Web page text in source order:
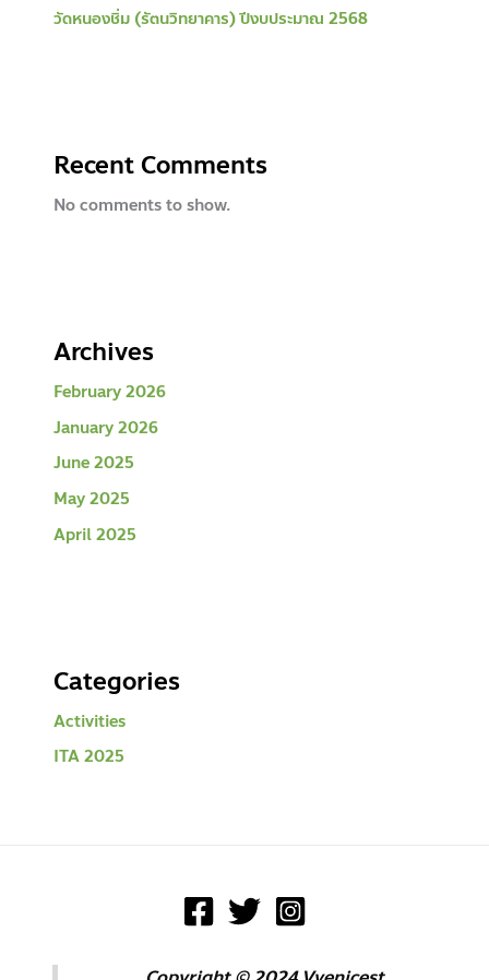
วัดหนองชิ่ม (รัตนวิทยาคาร) ปีงบประมาณ 2568
Recent Comments
No comments to show.
Archives
February 2026
January 2026
June 2025
May 2025
April 2025
Categories
Activities
ITA 2025